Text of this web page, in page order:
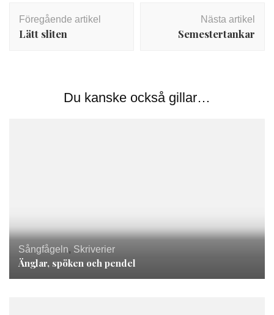
Föregående artikel
Lätt sliten
Nästa artikel
Semestertankar
Du kanske också gillar…
Sångfågeln, Skriverier
Änglar, spöken och pendel